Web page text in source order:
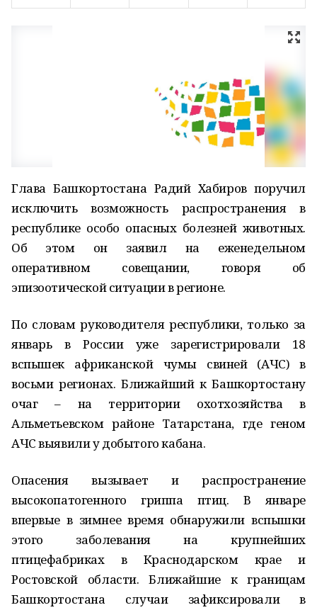
Глава Башкортостана Радий Хабиров поручил
исключить возможность распространения в
республике особо опасных болезней животных.
Об этом он заявил на еженедельном
оперативном совещании, говоря об
эпизоотической ситуации в регионе.
По словам руководителя республики, только за
январь в России уже зарегистрировали 18
вспышек африканской чумы свиней (АЧС) в
восьми регионах. Ближайший к Башкортостану
очаг – на территории охотхозяйства в
Альметьевском районе Татарстана, где геном
АЧС выявили у добытого кабана.
Опасения вызывает и распространение
высокопатогенного гриппа птиц. В январе
впервые в зимнее время обнаружили вспышки
этого заболевания на крупнейших
птицефабриках в Краснодарском крае и
Ростовской области. Ближайшие к границам
Башкортостана случаи зафиксировали в